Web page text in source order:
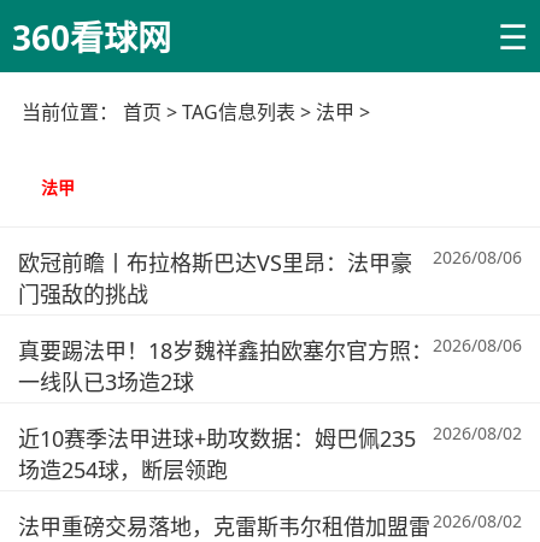
360看球网 ☰
当前位置： 首页 > TAG信息列表 > 法甲 >
法甲
欧冠前瞻丨布拉格斯巴达VS里昂：法甲豪
门强敌的挑战
2026/08/06
真要踢法甲！18岁魏祥鑫拍欧塞尔官方照：
一线队已3场造2球
2026/08/06
近10赛季法甲进球+助攻数据：姆巴佩235
场造254球，断层领跑
2026/08/02
法甲重磅交易落地，克雷斯韦尔租借加盟雷2026/08/02